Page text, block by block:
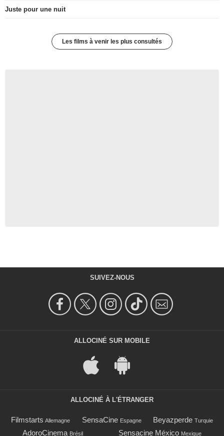
Juste pour une nuit
Les films à venir les plus consultés
SUIVEZ-NOUS
ALLOCINÉ SUR MOBILE
ALLOCINÉ À L'ÉTRANGER
Filmstarts Allemagne SensaCine Espagne Beyazperde Turquie
AdoroCinema Brésil Sensacine México Mexique